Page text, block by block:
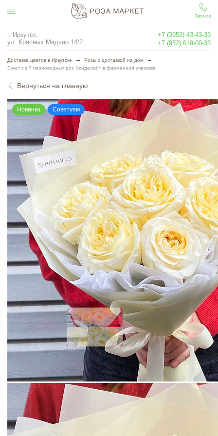
Звонок
г. Иркутск,
ул. Красных Мадьяр 14/2
+7 (3952) 43-43-33
+7 (952) 619-00-33
Доставка цветов в Иркутске
Розы с доставкой на дом
Букет из 7 пионовидных роз Кенделайт в фирменной упаковке
Вернуться на главную
Новинка Советуем
БУКЕТ ИЗ 7 ПИОНОВИДНЫХ РОЗ КЕНДЕЛАЙТ В
ФИРМЕННОЙ УПАКОВКЕ
Добавить отзыв